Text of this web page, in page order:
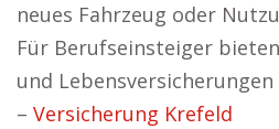
neues Fahrzeug oder
Für Berufseinsteiger
und
– Versicherung Krefeld